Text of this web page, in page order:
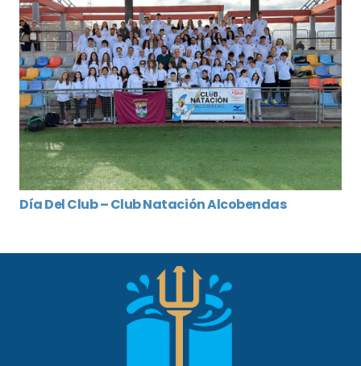
Día Del Club – Club Natación Alcobendas